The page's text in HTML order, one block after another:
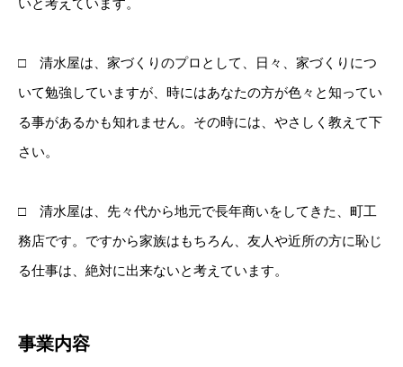
□ 清水屋は、家づくりのプロとして、日々、家づくりにつ
いて勉強していますが、時にはあなたの方が色々と知ってい
る事があるかも知れません。その時には、やさしく教えて下
さい。
□ 清水屋は、先々代から地元で長年商いをしてきた、町工
務店です。ですから家族はもちろん、友人や近所の方に恥じ
る仕事は、絶対に出来ないと考えています。
事業内容